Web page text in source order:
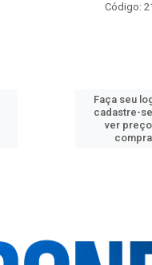
Código:
Faça seu
cadastre-
ver